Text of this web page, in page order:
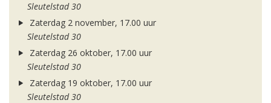
Sleutelstad 30
Zaterdag 2 november, 17.00 uur
Sleutelstad 30
Zaterdag 26 oktober, 17.00 uur
Sleutelstad 30
Zaterdag 19 oktober, 17.00 uur
Sleutelstad 30